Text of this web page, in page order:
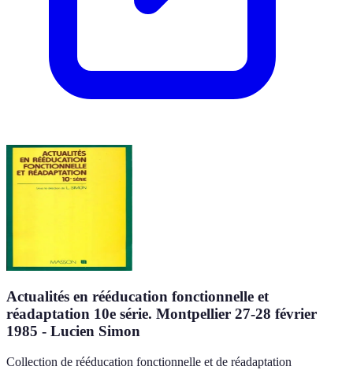
Actualités en rééducation fonctionnelle et
réadaptation 10e série. Montpellier 27-28 février
1985 - Lucien Simon
Collection de rééducation fonctionnelle et de réadaptation